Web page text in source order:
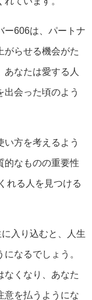
ー606は、パートナ
がらせる機会がた
あなたは愛する人
出会った頃のよう
い方を考えるよう
的なものの重要性
れる人を見つける
入り込むと、人生
なるでしょう。
なくなり、あなた
意を払うようにな